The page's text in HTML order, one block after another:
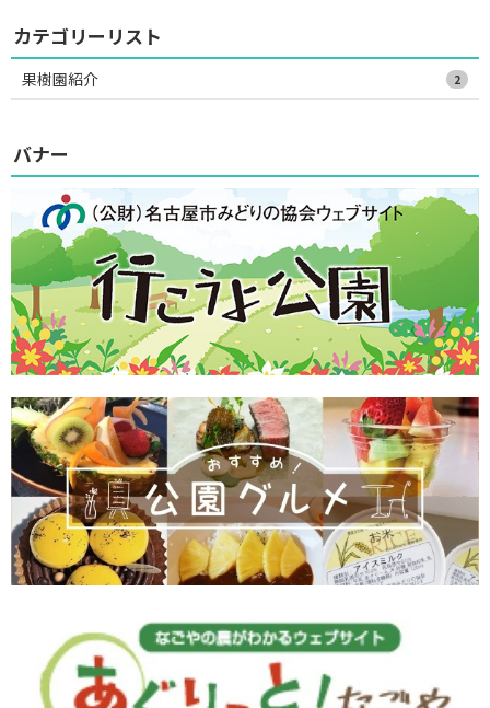
カテゴリーリスト
果樹園紹介 2
バナー